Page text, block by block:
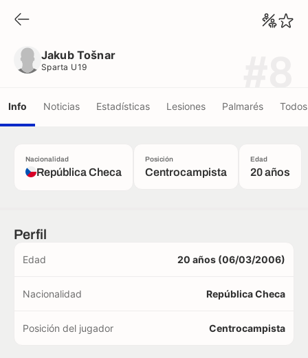
Jakub Tošnar
Sparta U19
Info Noticias Estadísticas Lesiones Palmarés
Nacionalidad
República Checa
Posición
Centrocampista
Edad
20 años
Perfil
Edad 20 años (06/03/2006)
Nacionalidad República Checa
Posición del jugador Centrocampista